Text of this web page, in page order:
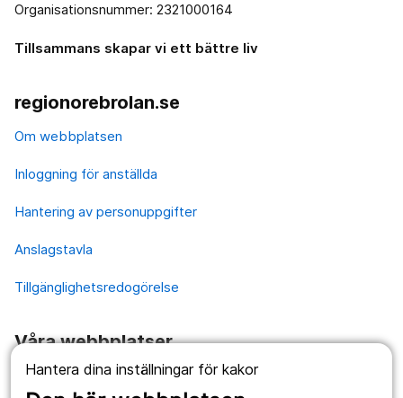
Hantera dina inställningar för kakor
Organisationsnummer: 2321000164
Tillsammans skapar vi ett bättre liv
regionorebrolan.se
Om webbplatsen
Inloggning för anställda
Hantering av personuppgifter
Anslagstavla
Tillgänglighetsredogörelse
Våra webbplatser
1177.se